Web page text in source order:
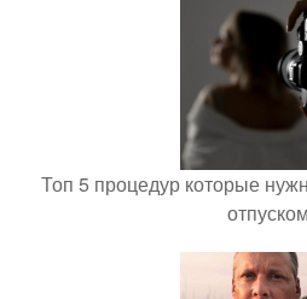
Топ 5 процедур которые